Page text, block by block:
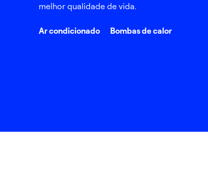
melhor qualidade de vida.
Ar condicionado Bombas de calor